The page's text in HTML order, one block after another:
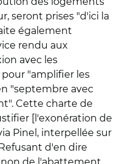
seront prises "d'ici la
également
rendu aux
avec les
"amplifier les
"septembre avec
Cette charte de
[l'exonération de
Pinel, interpellée sur
d'en dire